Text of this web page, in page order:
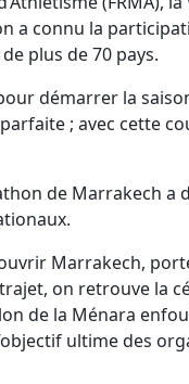
a connu la
plus de 70 pays.
démarrer la
; avec cette
de Marrakech a
Marrakech,
on retrouve la
de la Ménara
ultime des